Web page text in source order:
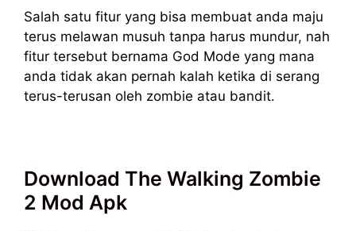
Salah satu fitur yang bisa membuat anda maju
terus melawan musuh tanpa harus mundur, nah
fitur tersebut bernama God Mode yang mana
anda tidak akan pernah kalah ketika di serang
terus-terusan oleh zombie atau bandit.
Download The Walking Zombie
2 Mod Apk